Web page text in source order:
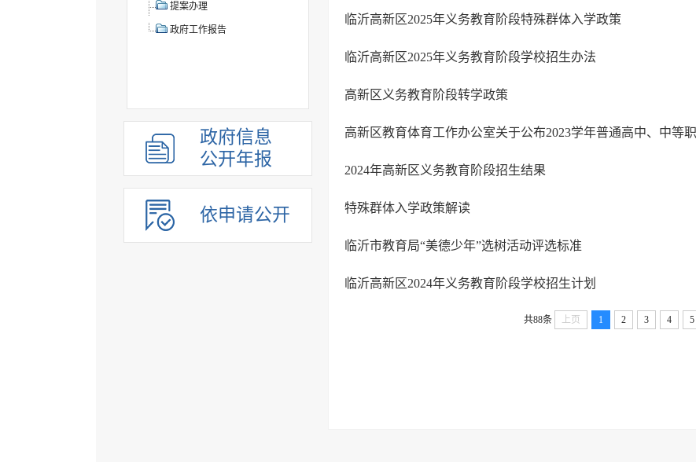
提案办理
政府工作报告
政府信息
公开年报
依申请公开
临沂高新区2025年义务教育阶段特殊群体入学政策
临沂高新区2025年义务教育阶段学校招生办法
高新区义务教育阶段转学政策
2024年高新区义务教育阶段招生结果
特殊群体入学政策解读
临沂市教育局“美德少年”选树活动评选标准
临沂高新区2024年义务教育阶段学校招生计划
共88条 上页 1 2 3 4 5